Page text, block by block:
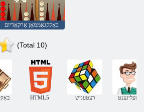
באַקקגאַממאָן אַרקאַדיום
(Total 10)
HTML5 רעטעניש ינטעליגענט